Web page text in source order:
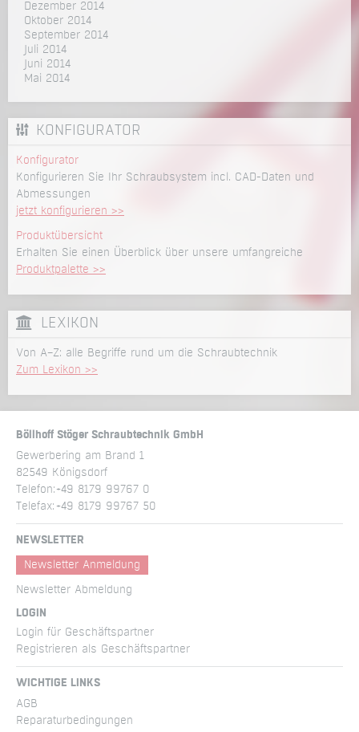
Dezember 2014
Oktober 2014
September 2014
Juli 2014
Juni 2014
Mai 2014
KONFIGURATOR
Konfigurator
Konfigurieren Sie Ihr Schraubsystem incl. CAD-Daten und
Abmessungen
jetzt konfigurieren >>
Produktübersicht
Erhalten Sie einen Überblick über unsere umfangreiche
Produktpalette >>
LEXIKON
Von A–Z: alle Begriffe rund um die Schraubtechnik
Zum Lexikon >>
Böllhoff Stöger Schraubtechnik GmbH
Gewerbering am Brand 1
82549 Königsdorf
Telefon:+49 8179 99767 0
Telefax:+49 8179 99767 50
NEWSLETTER
Newsletter Anmeldung
Newsletter Abmeldung
LOGIN
Login für Geschäftspartner
Registrieren als Geschäftspartner
WICHTIGE LINKS
AGB
Reparatur­bedingungen